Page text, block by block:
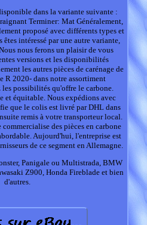
dans la variante suivante :
Terminer: Mat Généralement,
proposé avec différents types et
intéressé par une autre variante,
nous ferons un plaisir de vous
versions et les disponibilités
les autres pièces de carénage de
R 2020- dans notre assortiment
possibilités qu'offre le carbone.
et équitable. Nous expédions avec
que le colis est livré par DHL dans
remis à votre transporteur local.
des pièces en carbone
Aujourd'hui, l'entreprise est
de ce segment en Allemagne.
Panigale ou Multistrada, BMW
Z900, Honda Fireblade et bien
d'autres.